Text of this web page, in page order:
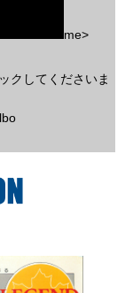
me>
クしてくださいま